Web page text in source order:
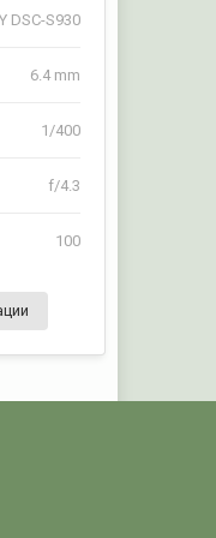
DSC-S930
6.4 mm
1/400
f/4.3
100